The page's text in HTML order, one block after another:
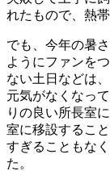
れたもので、熱
でも、今年の暑
ようにファンを
ない土日などは
元気がなくなっ
りの良い所長室
室に移設するこ
すぎることもな
た。